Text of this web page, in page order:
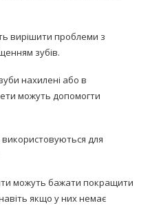
вирішити проблеми з
зубів.
нахилені або в
можуть допомогти
для
можуть бажати покращити
якщо у них немає